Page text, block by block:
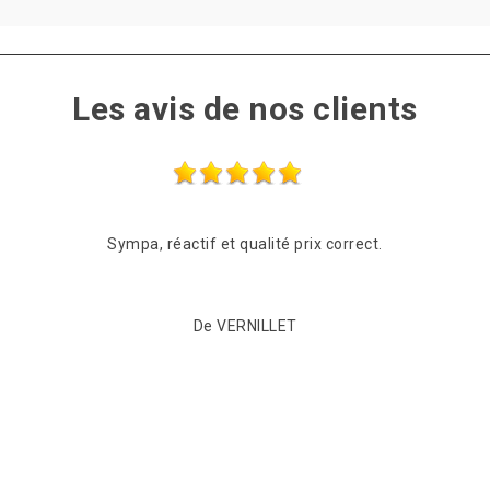
Les avis de nos clients
Sympa, réactif et qualité prix correct.
De VERNILLET